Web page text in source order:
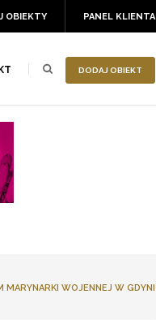
PANEL KLIENTA
OBIEKTY
DODAJ OBIEKT
MARYNARKI WOJENNEJ W GDYNI